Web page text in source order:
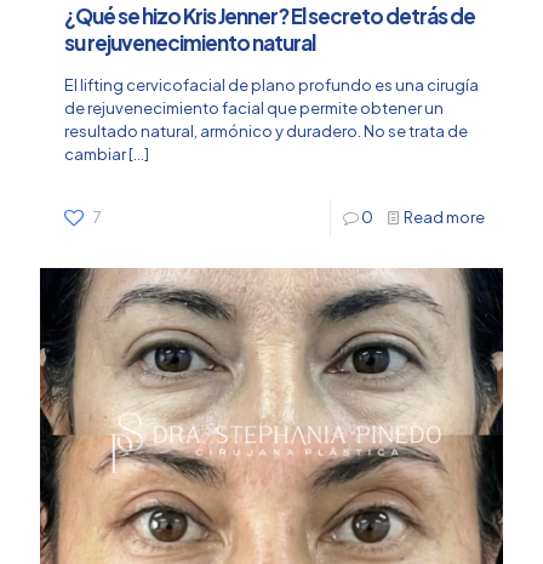
¿Qué se hizo Kris Jenner? El secreto detrás de
su rejuvenecimiento natural
El lifting cervicofacial de plano profundo es una cirugía
de rejuvenecimiento facial que permite obtener un
resultado natural, armónico y duradero. No se trata de
cambiar[…]
7 0 Read more